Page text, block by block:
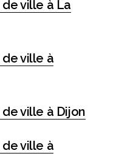
ville à La
ville à
ville à Dijon
ville à